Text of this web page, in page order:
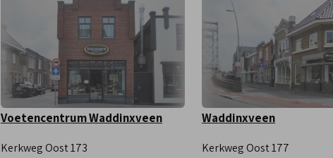
Voetencentrum Waddinxveen
Kerkweg Oost 173
Waddinxveen
Kerkweg Oost 177